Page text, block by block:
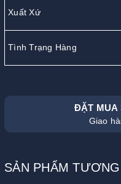
Xuất Xứ
Tình Trạng Hàng
ĐẶT MUA
Giao
SẢN PHẨM